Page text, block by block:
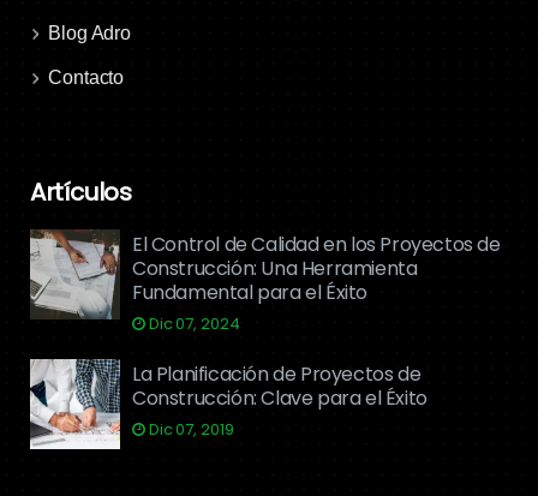
Blog Adro
Contacto
Artículos
El Control de Calidad en los Proyectos de
Construcción: Una Herramienta
Fundamental para el Éxito
Dic 07, 2024
La Planificación de Proyectos de
Construcción: Clave para el Éxito
Dic 07, 2019